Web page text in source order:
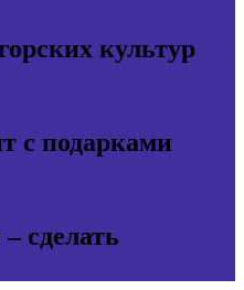
культур
с подарками
сделать